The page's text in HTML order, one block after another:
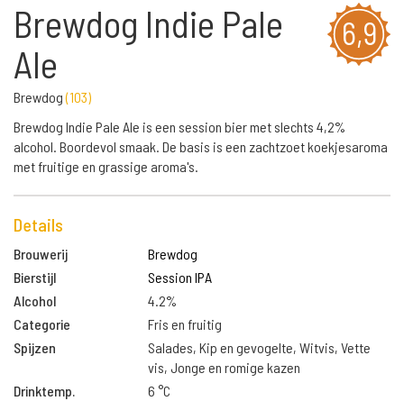
6,9
Brewdog Indie Pale
Ale
Brewdog(103)
Brewdog Indie Pale Ale is een session bier met slechts 4,2%
alcohol. Boordevol smaak. De basis is een zachtzoet koekjesaroma
met fruitige en grassige aroma's.
Details
Brouwerij
Brewdog
Bierstijl
Session IPA
Alcohol
4.2%
Categorie
Fris en fruitig
Spijzen
Salades, Kip en gevogelte, Witvis, Vette
vis, Jonge en romige kazen
Drinktemp.
6 °C